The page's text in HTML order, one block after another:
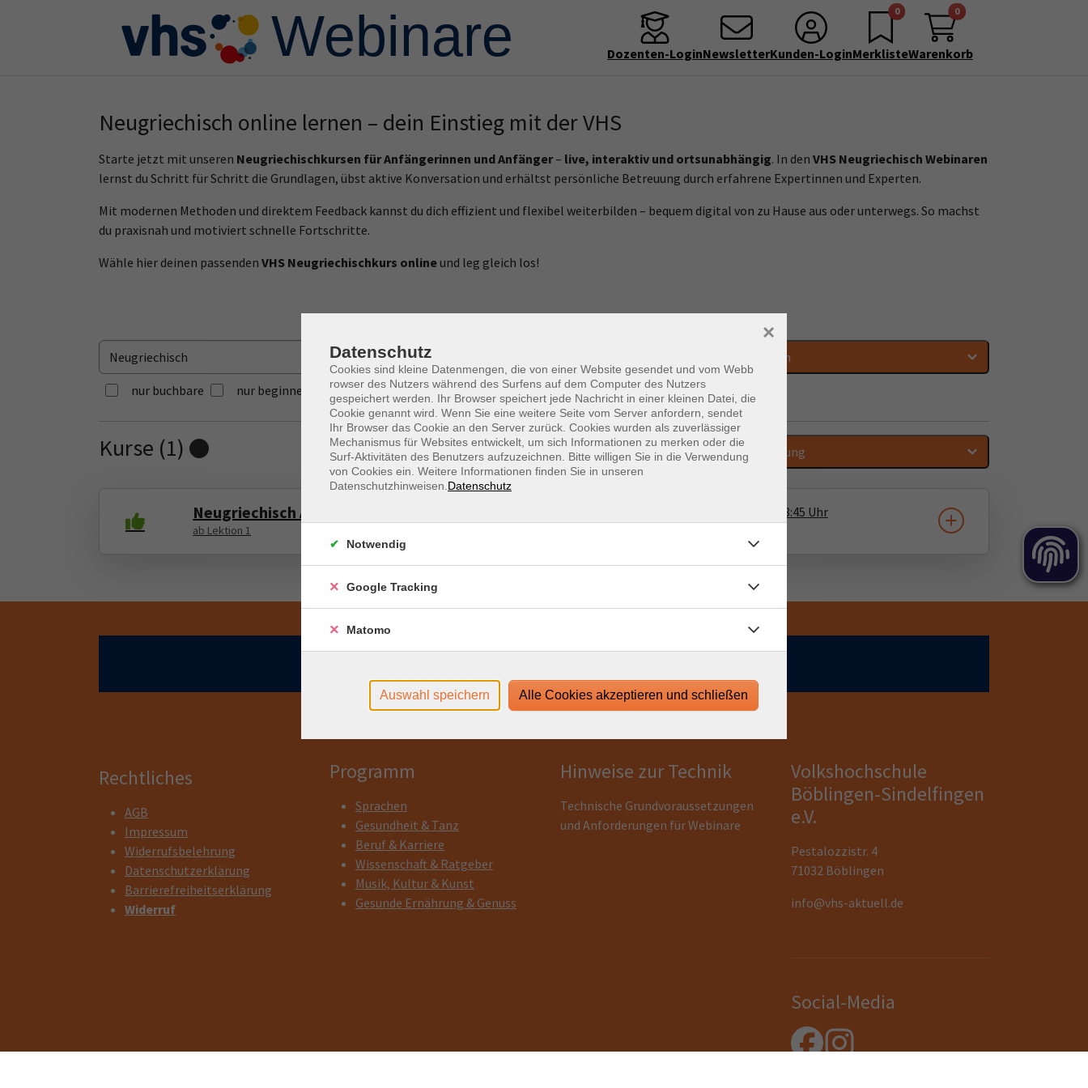
Dozenten-LoginNewsletterKunden-Login
0
Merkliste
0
Warenkorb
Neugriechisch online lernen – dein Einstieg mit der VHS
Starte jetzt mit unseren Neugriechischkursen für Anfängerinnen und Anfänger– live, interaktiv und ortsunabhängig. In den VHS Neugriechisch Webinaren
lernst du Schritt für Schritt die Grundlagen, übst aktive Konversation und erhältst persönliche Betreuung durch erfahrene Expertinnen und Experten.
Mit modernen Methoden und direktem Feedback kannst du dich effizient und flexibel weiterbilden – bequem digital von zu Hause aus oder unterwegs. So machst
du praxisnah und motiviert schnelle Fortschritte.
Wähle hier deinen passenden VHS Neugriechischkurs onlineund leg gleich los!
Wochentage Tageszeiten
nur buchbare nur beginnende
Kurse (1) Loading... Sortierung
Neugriechisch A1, Anfängerkurs
ab Lektion 1
18:45 Uhr
Rechtliches
AGB
Impressum
Widerrufsbelehrung
Datenschutzerklärung
Barrierefreiheitserklärung
Widerruf
Programm
Sprachen
Gesundheit & Tanz
Beruf & Karriere
Wissenschaft & Ratgeber
Musik, Kultur & Kunst
Gesunde Ernährung & Genuss
Hinweise zur Technik
Technische Grundvoraussetzungen
und Anforderungen für Webinare
Volkshochschule
Böblingen-Sindelfingen
e.V.
Pestalozzistr. 4
71032 Böblingen
info@vhs-aktuell.de
Social-Media
Datenschutz
Cookies sind kleine Datenmengen, die von einer Website gesendet und vom Webb
rowser des Nutzers während des Surfens auf dem Computer des Nutzers
gespeichert werden. Ihr Browser speichert jede Nachricht in einer kleinen Datei, die
Cookie genannt wird. Wenn Sie eine weitere Seite vom Server anfordern, sendet
Ihr Browser das Cookie an den Server zurück. Cookies wurden als zuverlässiger
Mechanismus für Websites entwickelt, um sich Informationen zu merken oder die
Surf-Aktivitäten des Benutzers aufzuzeichnen. Bitte willigen Sie in die Verwendung
von Cookies ein. Weitere Informationen finden Sie in unseren
Datenschutzhinweisen. Datenschutz
×
Notwendig
Google Tracking
Matomo
Auswahl speichern Alle Cookies akzeptieren und schließen